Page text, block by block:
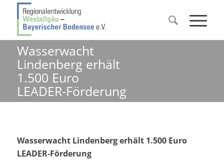
Wasserwacht
Lindenberg erhält
1.500 Euro
LEADER-Förderung
Wasserwacht Lindenberg erhält 1.500 Euro
LEADER-Förderung